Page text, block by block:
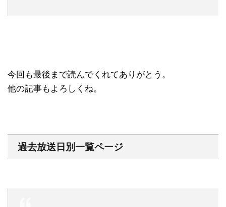
今回も最後まで読んでくれてありがとう。
他の記事もよろしくね。
過去放送日別一覧ページ